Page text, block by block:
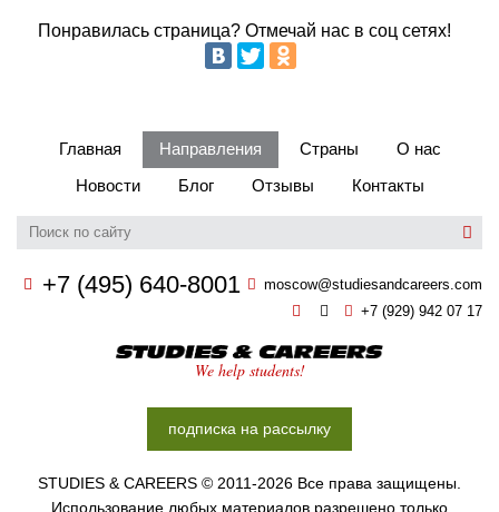
Бординговые школы
Понравилась страница? Отмечай нас в соц сетях!
Главная Направления Страны
О нас
Новости
Блог Отзывы Контакты
+7 (495) 640-8001
moscow@studiesandcareers.com
+7 (929) 942 07 17
We help students!
подписка на рассылку
STUDIES & CAREERS © 2011-2026 Все права защищены.
Использование любых материалов разрешено только